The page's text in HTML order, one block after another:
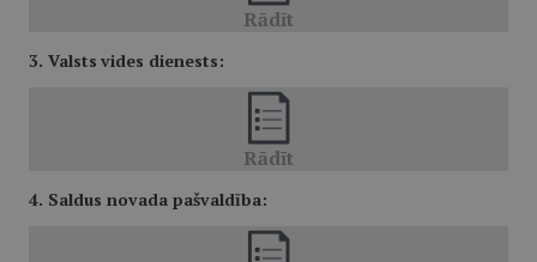
3. Valsts vides dienests:
4. Saldus novada pašvaldība: